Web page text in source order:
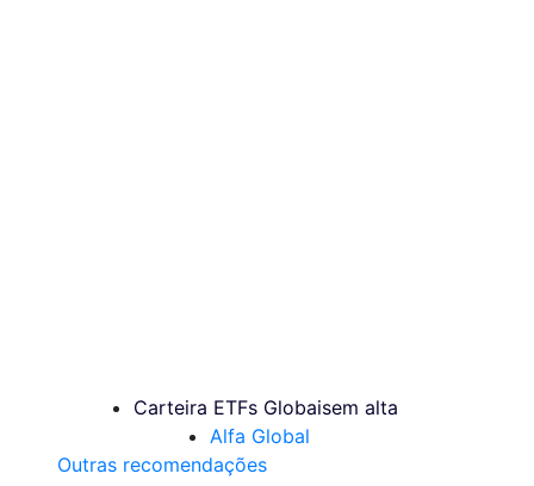
Carteira ETFs Globaisem alta
Alfa Global
Outras recomendações